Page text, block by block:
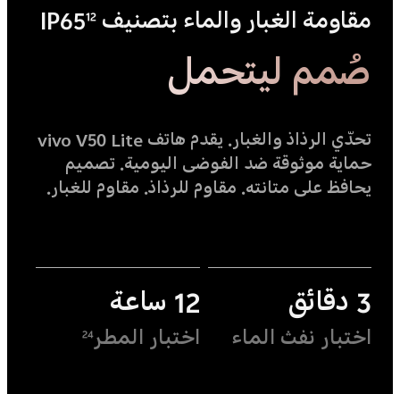
مقاومة الغبار والماء بتصنيف IP65 12
صُمم ليتحمل
تحدّي الرذاذ والغبار. يقدم هاتف vivo V50 Lite
حماية موثوقة ضد الفوضى اليومية. تصميم
يحافظ على متانته. مقاوم للرذاذ. مقاوم للغبار.
3 دقائق
اختبار نفث الماء
12 ساعة
اختبار المطر24